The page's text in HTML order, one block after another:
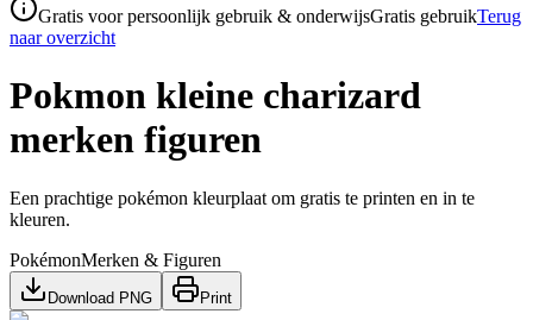
Gratis voor persoonlijk gebruik & onderwijsGratis gebruikTerug
naar overzicht
Pokmon kleine charizard
merken figuren
Een prachtige pokémon kleurplaat om gratis te printen en in te
kleuren.
PokémonMerken & Figuren
Download PNG Print